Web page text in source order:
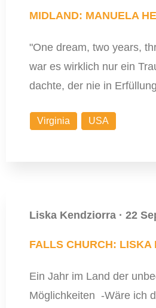
MIDLAND: MANUELA
"One dream, two years,
war es wirklich nur ein
dachte, der nie in
Virginia USA
Liska Kendziorra · 22
FALLS CHURCH: LISKA
Ein Jahr im Land der
Möglichkeiten -Wäre ich